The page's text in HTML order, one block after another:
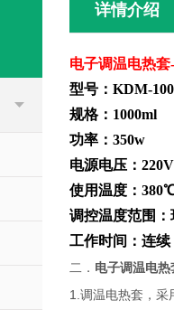
详情介绍
电子调温电热
型号： KDM-
规格：1000ml
功率：350w
电源电压：
使用温度：
调控温度范围
工作时间：连续
二． 电子调温电
1.调温电热套，采